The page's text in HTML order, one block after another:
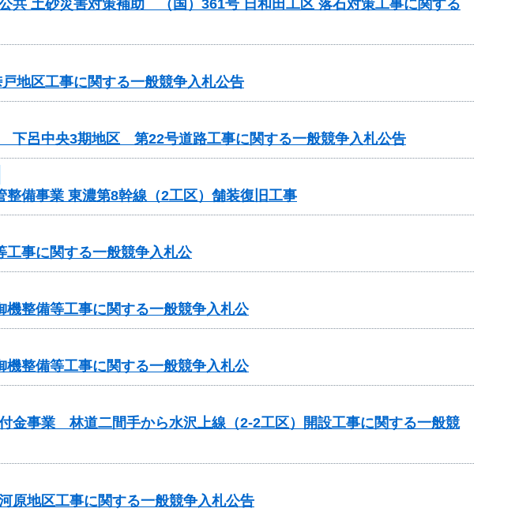
共 土砂災害対策補助 （国）361号 日和田工区 落石対策工事に関する
地区工事に関する一般競争入札公告
下呂中央3期地区 第22号道路工事に関する一般競争入札公告
整備事業 東濃第8幹線（2工区）舗装復旧工事
工事に関する一般競争入札公
機整備等工事に関する一般競争入札公
機整備等工事に関する一般競争入札公
金事業 林道二間手から水沢上線（2-2工区）開設工事に関する一般競
原地区工事に関する一般競争入札公告